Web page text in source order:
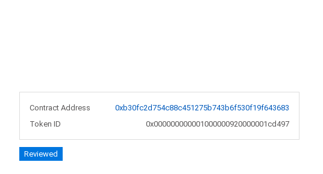
Contract Address
0xb30fc2d754c88c451275b743b6f530f19f643683
Token ID
0x000000000001000000920000001cd497
Reviewed